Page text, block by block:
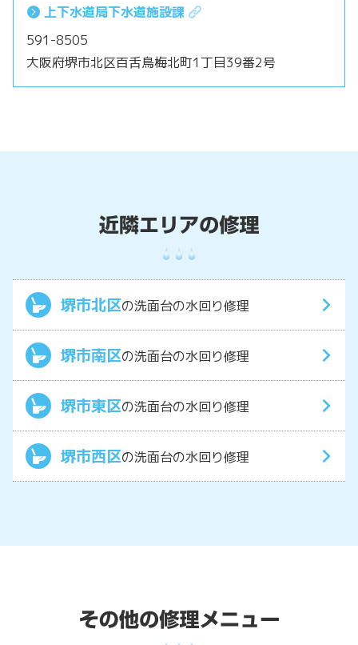
上下水道局下水道施設課
591-8505
大阪府堺市北区百舌鳥梅北町1丁目39番2号
堺市北区の洗面台の水回り修理
堺市南区の洗面台の水回り修理
堺市東区の洗面台の水回り修理
堺市西区の洗面台の水回り修理